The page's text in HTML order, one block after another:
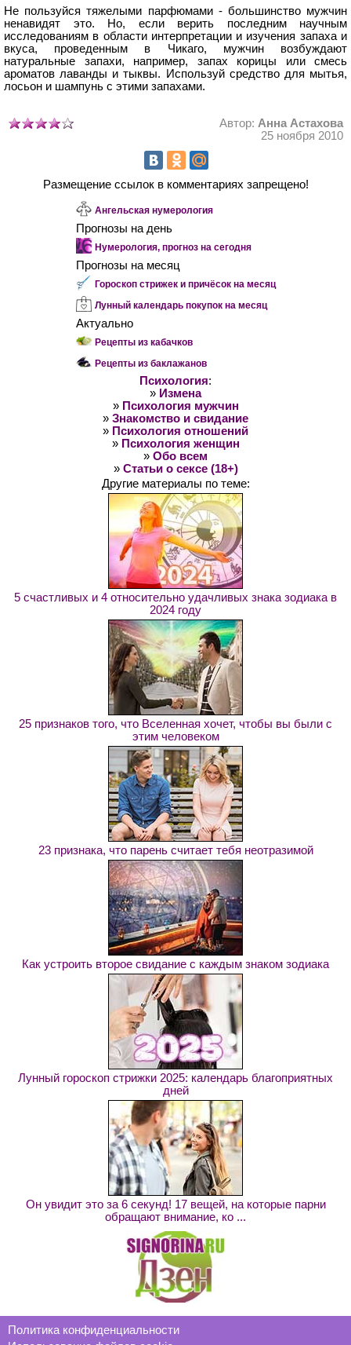
Не пользуйся тяжелыми парфюмами - большинство мужчин
ненавидят это. Но, если верить последним научным
исследованиям в области интерпретации и изучения запаха и
вкуса, проведенным в Чикаго, мужчин возбуждают
натуральные запахи, например, запах корицы или смесь
ароматов лаванды и тыквы. Используй средство для мытья,
лосьон и шампунь с этими запахами.
Автор: Анна Астахова
25 ноября 2010
Размещение ссылок в комментариях запрещено!
Ангельская нумерология
Прогнозы на день
Нумерология, прогноз на сегодня
Прогнозы на месяц
Гороскоп стрижек и причёсок на месяц
Лунный календарь покупок на месяц
Актуально
Рецепты из кабачков
Рецепты из баклажанов
Психология:
» Измена
» Психология мужчин
» Знакомство и свидание
» Психология отношений
» Психология женщин
» Обо всем
» Статьи о сексе (18+)
Другие материалы по теме:
5 счастливых и 4 относительно удачливых знака зодиака в
2024 году
25 признаков того, что Вселенная хочет, чтобы вы были с
этим человеком
23 признака, что парень считает тебя неотразимой
Как устроить второе свидание с каждым знаком зодиака
Лунный гороскоп стрижки 2025: календарь благоприятных
дней
Он увидит это за 6 секунд! 17 вещей, на которые парни
обращают внимание, ко ...
Политика конфиденциальности